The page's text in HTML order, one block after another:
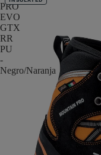
PRO
EVO
GTX
RR
PU
-
Negro/Naranja